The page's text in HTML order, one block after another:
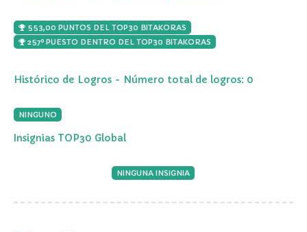
553,00 PUNTOS DEL TOP30 BITAKORAS
257º PUESTO DENTRO DEL TOP30 BITAKORAS
Histórico de Logros - Número total de logros: 0
NINGUNO
Insignias TOP30 Global
NINGUNA INSIGNIA